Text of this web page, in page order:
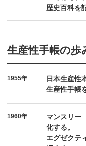
歴史百科を
生産性手帳の歩
1955年
日本生産性
生産性手帳
1960年
マンスリー
化する。
エグゼクテ